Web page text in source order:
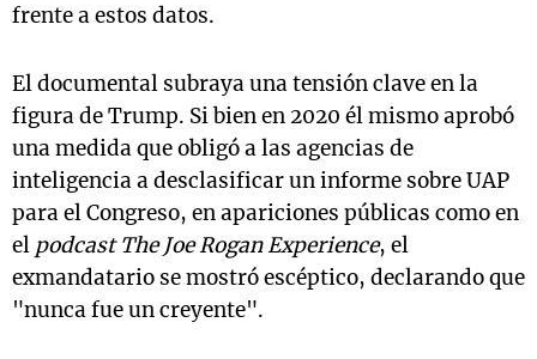
frente a estos datos.
El documental subraya una tensión clave en la
figura de Trump. Si bien en 2020 él mismo aprobó
una medida que obligó a las agencias de
inteligencia a desclasificar un informe sobre UAP
para el Congreso, en apariciones públicas como en
el podcast The Joe Rogan Experience, el
exmandatario se mostró escéptico, declarando que
"nunca fue un creyente".